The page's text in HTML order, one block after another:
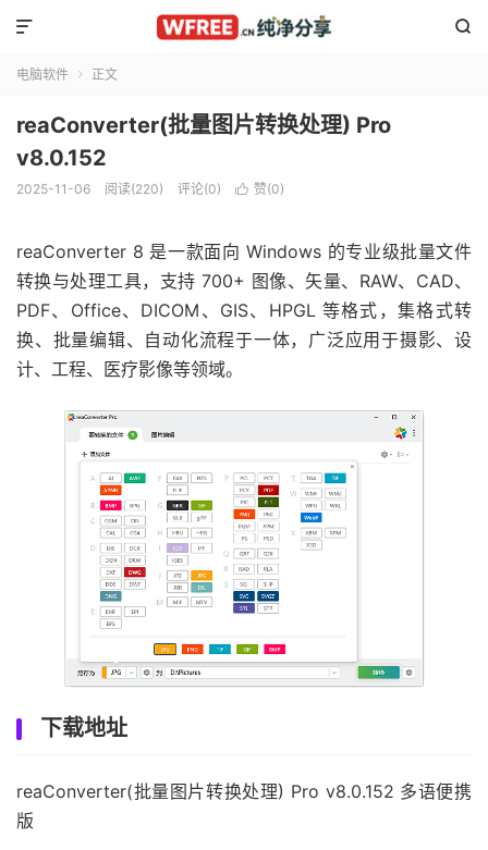


电脑软件  正文
reaConverter(批量图片转换处理) Pro
v8.0.152
2025-11-06 阅读(220) 评论(0)  赞(0)
reaConverter 8 是一款面向 Windows 的专业级批量文件
转换与处理工具，支持 700+ 图像、矢量、RAW、CAD、
PDF、Office、DICOM、GIS、HPGL 等格式，集格式转
换、批量编辑、自动化流程于一体，广泛应用于摄影、设
计、工程、医疗影像等领域。
下载地址
reaConverter(批量图片转换处理) Pro v8.0.152 多语便携
版